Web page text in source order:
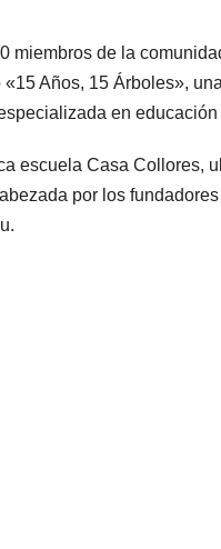
miembros de la
«15 Años, 15 Árboles»,
en
escuela Casa Collores,
por los